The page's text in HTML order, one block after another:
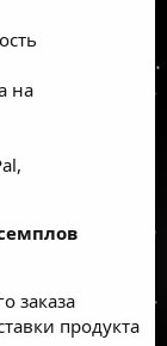
на
заказа
продукта